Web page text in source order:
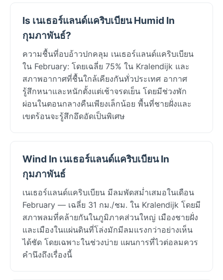
Is เนเธอร์แลนด์แคริบเบียน Humid In
กุมภาพันธ์?
ความชื้นที่อบอ้าวปกคลุม เนเธอร์แลนด์แคริบเบียน
ใน February: โดยเฉลี่ย 75% ใน Kralendijk และ
สภาพอากาศที่ชื้นใกล้เคียงกันทั่วประเทศ อากาศ
รู้สึกหนาและหนักตั้งแต่เช้าจรดเย็น โดยมีช่วงพัก
ผ่อนในตอนกลางคืนเพียงเล็กน้อย พื้นที่ชายฝั่งและ
เขตร้อนจะรู้สึกอึดอัดเป็นพิเศษ
Wind In เนเธอร์แลนด์แคริบเบียน In
กุมภาพันธ์
เนเธอร์แลนด์แคริบเบียน มีลมพัดสม่ำเสมอในเดือน
February — เฉลี่ย 31 กม./ชม. ใน Kralendijk โดยมี
สภาพลมที่คล้ายกันในภูมิภาคส่วนใหญ่ เมืองชายฝั่ง
และเมืองในแผ่นดินที่โล่งมักมีลมแรงกว่าอย่างเห็น
ได้ชัด โดยเฉพาะในช่วงบ่าย แผนการที่ไวต่อลมควร
คำนึงถึงเรื่องนี้